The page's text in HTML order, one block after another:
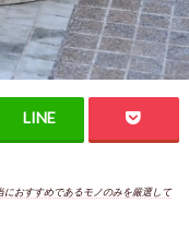
おすすめであるモノのみを厳選して